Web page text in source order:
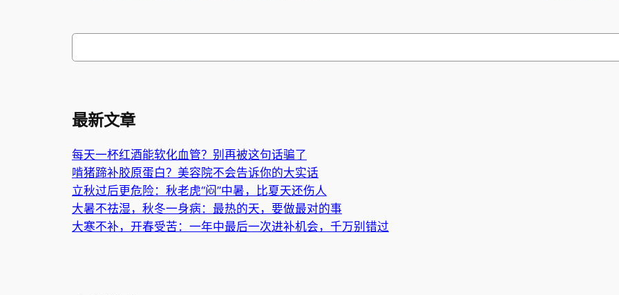
搜
最新文章
每天一杯红酒能软化血管？别再被这句话骗了
啃猪蹄补胶原蛋白？美容院不会告诉你的大实话
立秋过后更危险：秋老虎“闷”中暑，比夏天还伤人
大暑不祛湿，秋冬一身病：最热的天，要做最对的事
大寒不补，开春受苦：一年中最后一次进补机会，千万别错过